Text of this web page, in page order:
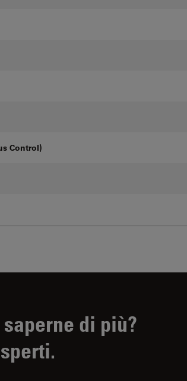
Control)
di più?